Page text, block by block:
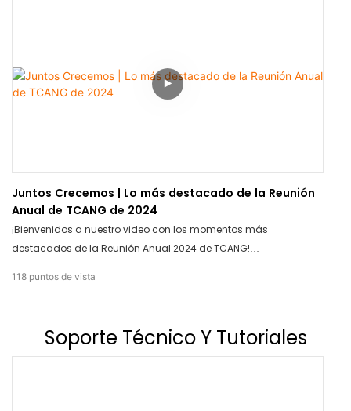
Juntos Crecemos | Lo más destacado de la Reunión
Anual de TCANG de 2024
¡Bienvenidos a nuestro video con los momentos más
destacados de la Reunión Anual 2024 de TCANG!
oportunidades de crecimiento que se compartieron durante este
118 puntos de vista
Soporte Técnico Y Tutoriales